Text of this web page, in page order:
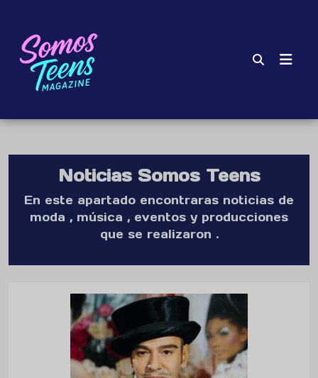
Noticias Somos Teens
En este apartado encontraras noticias de
moda , música , eventos y producciones
que se realizaron .